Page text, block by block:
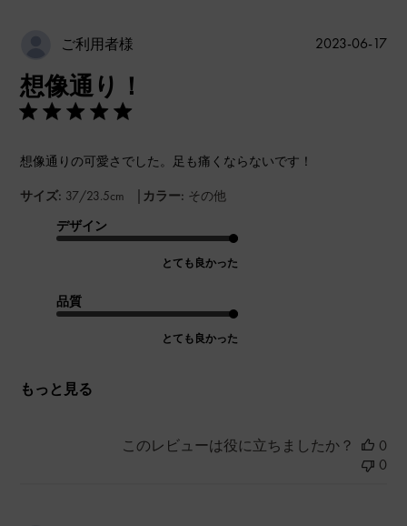
ご利用者様
想像通り！
想像通りの可愛さでした。足も痛くならないです！
サイズ: 37/23.5cm | カラー: その他
デザイン
とても良かった
品質
とても良かった
もっと見る
公
2023-06-17
このレビューは役に立ちましたか？
0
0